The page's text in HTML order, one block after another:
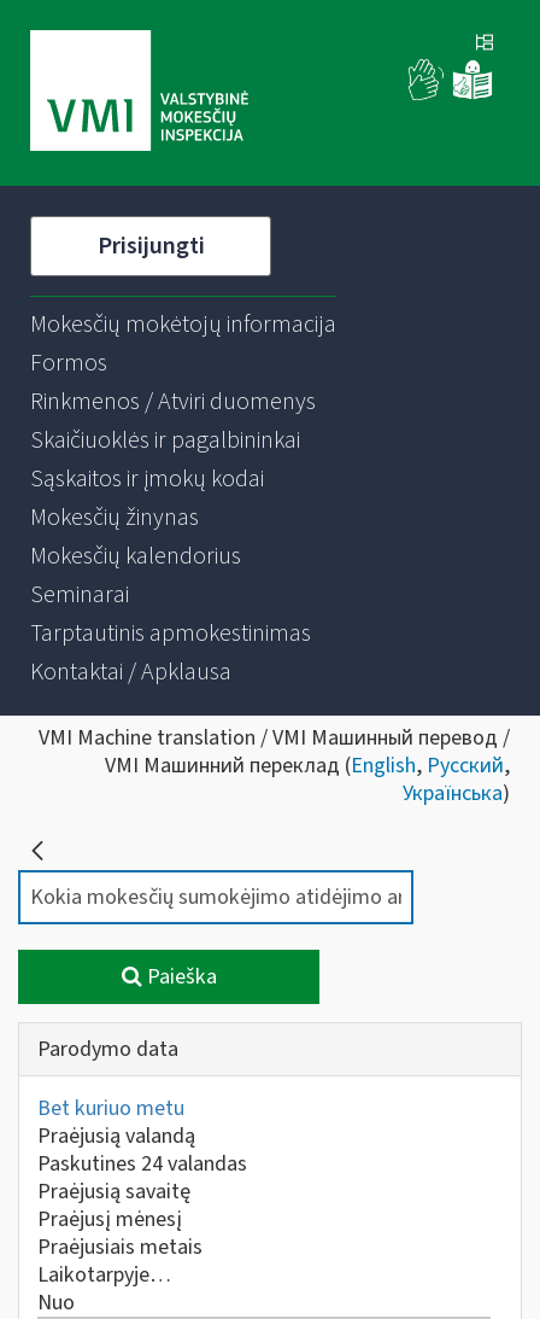
Prisijungti
Mokesčių mokėtojų informacija
Formos
Rinkmenos / Atviri duomenys
Skaičiuoklės ir pagalbininkai
Sąskaitos ir įmokų kodai
Mokesčių žinynas
Mokesčių kalendorius
Seminarai
Tarptautinis apmokestinimas
Kontaktai / Apklausa
VMI Machine translation / VMI Машинный перевод /
VMI Машинний переклад (English, Русский,
Українська)
Paieška
Parodymo data
Bet kuriuo metu
Praėjusią valandą
Paskutines 24 valandas
Praėjusią savaitę
Praėjusį mėnesį
Praėjusiais metais
Laikotarpyje…
Nuo